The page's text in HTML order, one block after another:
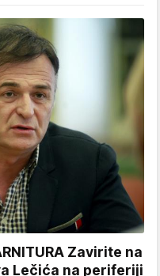
Zavirite na
Lečića na periferiji